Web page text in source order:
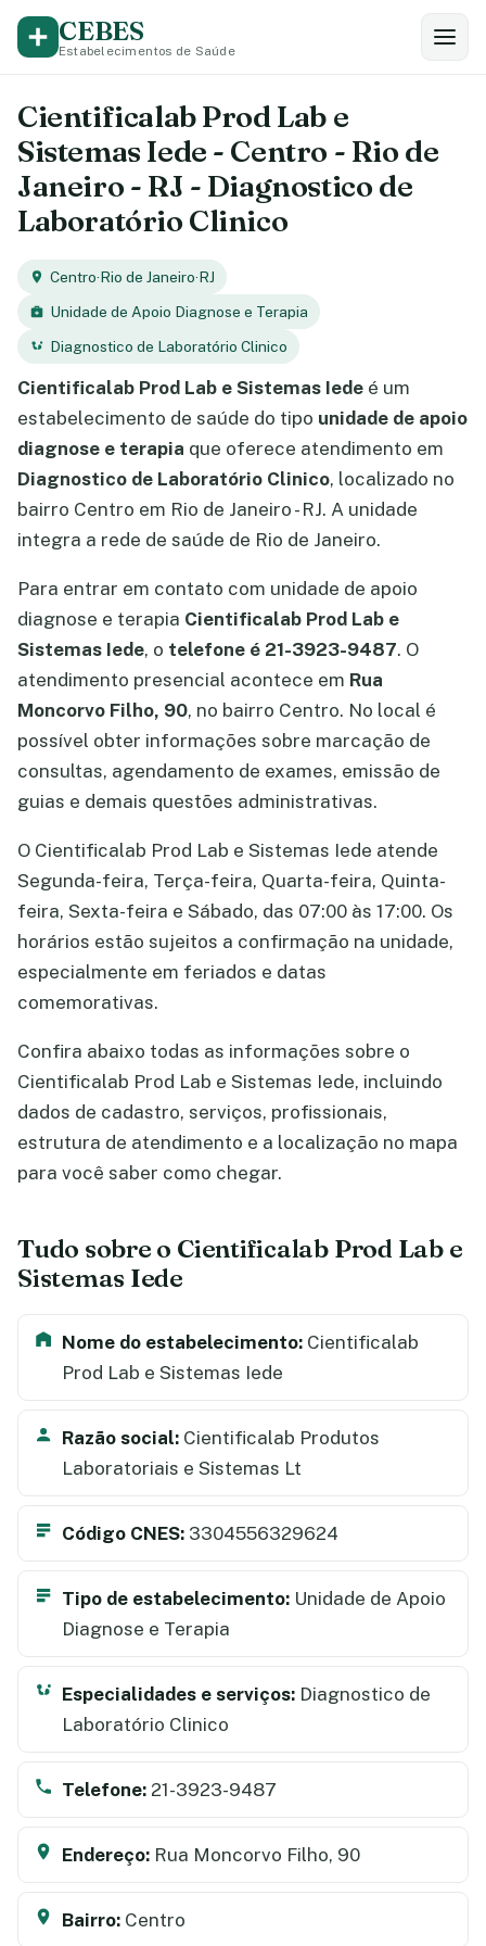
CEBES
Estabelecimentos de Saúde
Cientificalab Prod Lab e
Sistemas Iede - Centro - Rio de
Janeiro - RJ - Diagnostico de
Laboratório Clinico
Centro·Rio de Janeiro·RJ
Unidade de Apoio Diagnose e Terapia
Diagnostico de Laboratório Clinico
Cientificalab Prod Lab e Sistemas Iede é um
estabelecimento de saúde do tipo unidade de apoio
diagnose e terapia que oferece atendimento em
Diagnostico de Laboratório Clinico, localizado no
bairro Centro em Rio de Janeiro - RJ. A unidade
integra a rede de saúde de Rio de Janeiro.
Para entrar em contato com unidade de apoio
diagnose e terapia Cientificalab Prod Lab e
Sistemas Iede, o telefone é 21-3923-9487. O
atendimento presencial acontece em Rua
Moncorvo Filho, 90, no bairro Centro. No local é
possível obter informações sobre marcação de
consultas, agendamento de exames, emissão de
guias e demais questões administrativas.
O Cientificalab Prod Lab e Sistemas Iede atende
Segunda-feira, Terça-feira, Quarta-feira, Quinta-
feira, Sexta-feira e Sábado, das 07:00 às 17:00. Os
horários estão sujeitos a confirmação na unidade,
especialmente em feriados e datas
comemorativas.
Confira abaixo todas as informações sobre o
Cientificalab Prod Lab e Sistemas Iede, incluindo
dados de cadastro, serviços, profissionais,
estrutura de atendimento e a localização no mapa
para você saber como chegar.
Tudo sobre o Cientificalab Prod Lab e
Sistemas Iede
Nome do estabelecimento: Cientificalab
Prod Lab e Sistemas Iede
Razão social: Cientificalab Produtos
Laboratoriais e Sistemas Lt
Código CNES: 3304556329624
Tipo de estabelecimento: Unidade de Apoio
Diagnose e Terapia
Especialidades e serviços: Diagnostico de
Laboratório Clinico
Telefone: 21-3923-9487
Endereço: Rua Moncorvo Filho, 90
Bairro: Centro